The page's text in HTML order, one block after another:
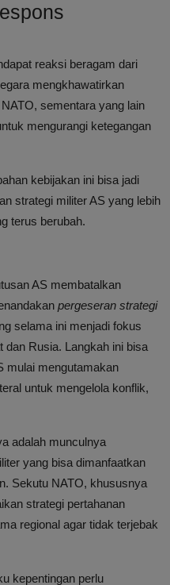
reaksi beragam dari
mengkhawatirkan
sementara yang lain
mengurangi ketegangan
kebijakan ini bisa jadi
strategi militer AS yang lebih
terus berubah.
AS membatalkan
pergeseran strategi
selama ini menjadi fokus
dan Rusia. Langkah ini bisa
mulai mengutamakan
untuk mengelola konflik,
adalah munculnya
yang bisa dimanfaatkan
Sekutu NATO, khususnya
strategi pertahanan
regional agar tidak terjebak
kepentingan perlu